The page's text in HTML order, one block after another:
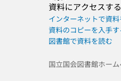
資料にアクセスす
インターネットで資
資料のコピーを入手す
図書館で資料を読む
国立国会図書館ホー